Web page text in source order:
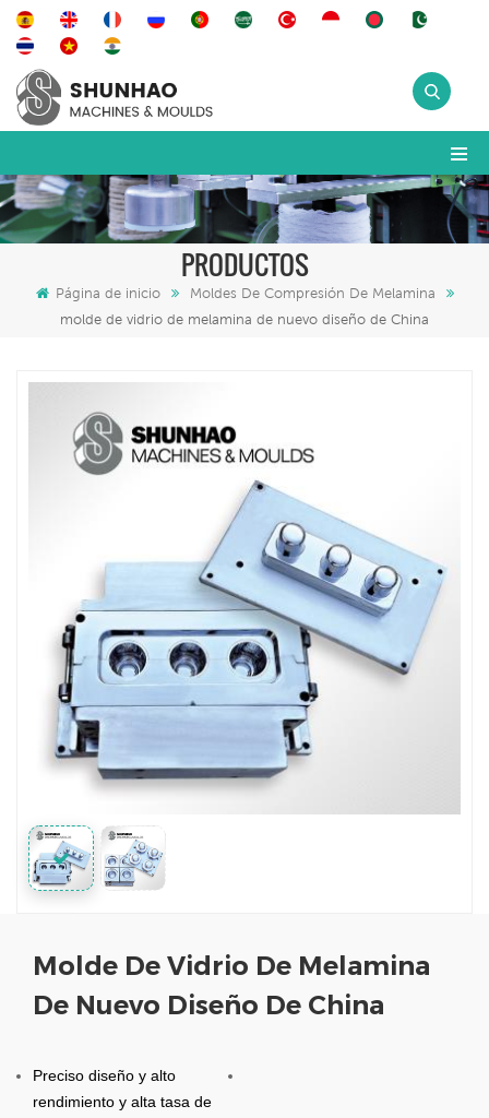
PRODUCTOS
Página de inicio
Moldes De Compresión De Melamina
molde de vidrio de melamina de nuevo diseño de China
Molde De Vidrio De Melamina
De Nuevo Diseño De China
Preciso diseño y alto
rendimiento y alta tasa de